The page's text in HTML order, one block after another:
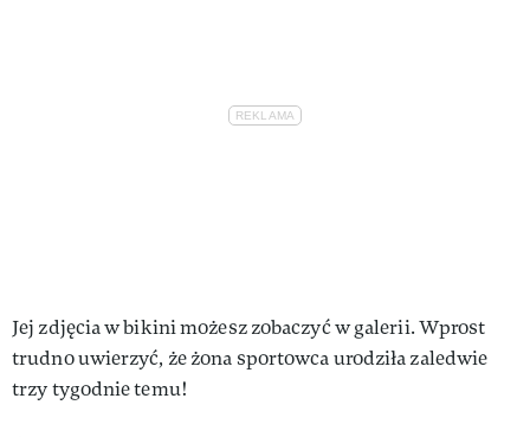
Jej zdjęcia w bikini możesz zobaczyć w galerii. Wprost
trudno uwierzyć, że żona sportowca urodziła zaledwie
trzy tygodnie temu!